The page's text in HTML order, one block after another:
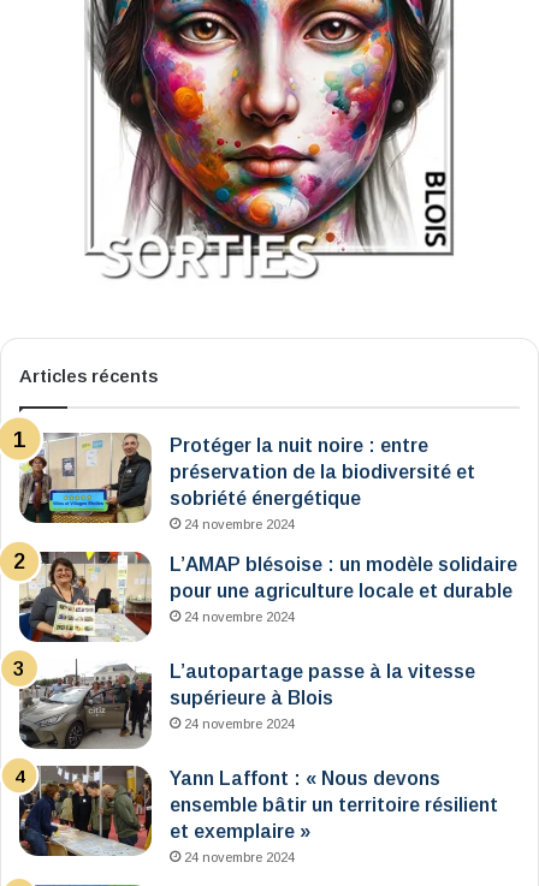
Articles récents
Protéger la nuit noire : entre
préservation de la biodiversité et
sobriété énergétique
24 novembre 2024
L’AMAP blésoise : un modèle solidaire
pour une agriculture locale et durable
24 novembre 2024
L’autopartage passe à la vitesse
supérieure à Blois
24 novembre 2024
Yann Laffont : « Nous devons
ensemble bâtir un territoire résilient
et exemplaire »
24 novembre 2024